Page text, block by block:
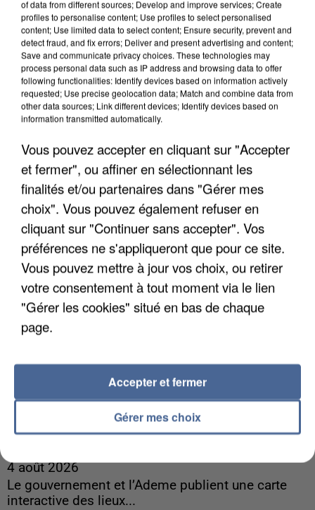
5 août 2026
Une enquête ouverte à Marseille après la
découverte d’un enfant de...
Trois personnes ont été placées en garde à vue.
4 août 2026
Le gouvernement et l’Ademe publient une carte
interactive des lieux...
of data from different sources; Develop and improve services; Create
profiles to personalise content; Use profiles to select personalised
content; Use limited data to select content; Ensure security, prevent and
detect fraud, and fix errors; Deliver and present advertising and content;
Save and communicate privacy choices. These technologies may
process personal data such as IP address and browsing data to offer
following functionalities: Identify devices based on information actively
requested; Use precise geolocation data; Match and combine data from
other data sources; Link different devices; Identify devices based on
information transmitted automatically.
Vous pouvez accepter en cliquant sur "Accepter
et fermer", ou affiner en sélectionnant les
finalités et/ou partenaires dans "Gérer mes
choix". Vous pouvez également refuser en
cliquant sur "Continuer sans accepter". Vos
préférences ne s'appliqueront que pour ce site.
Vous pouvez mettre à jour vos choix, ou retirer
votre consentement à tout moment via le lien
"Gérer les cookies" situé en bas de chaque
page.
Gérer mes choix
Accepter et fermer